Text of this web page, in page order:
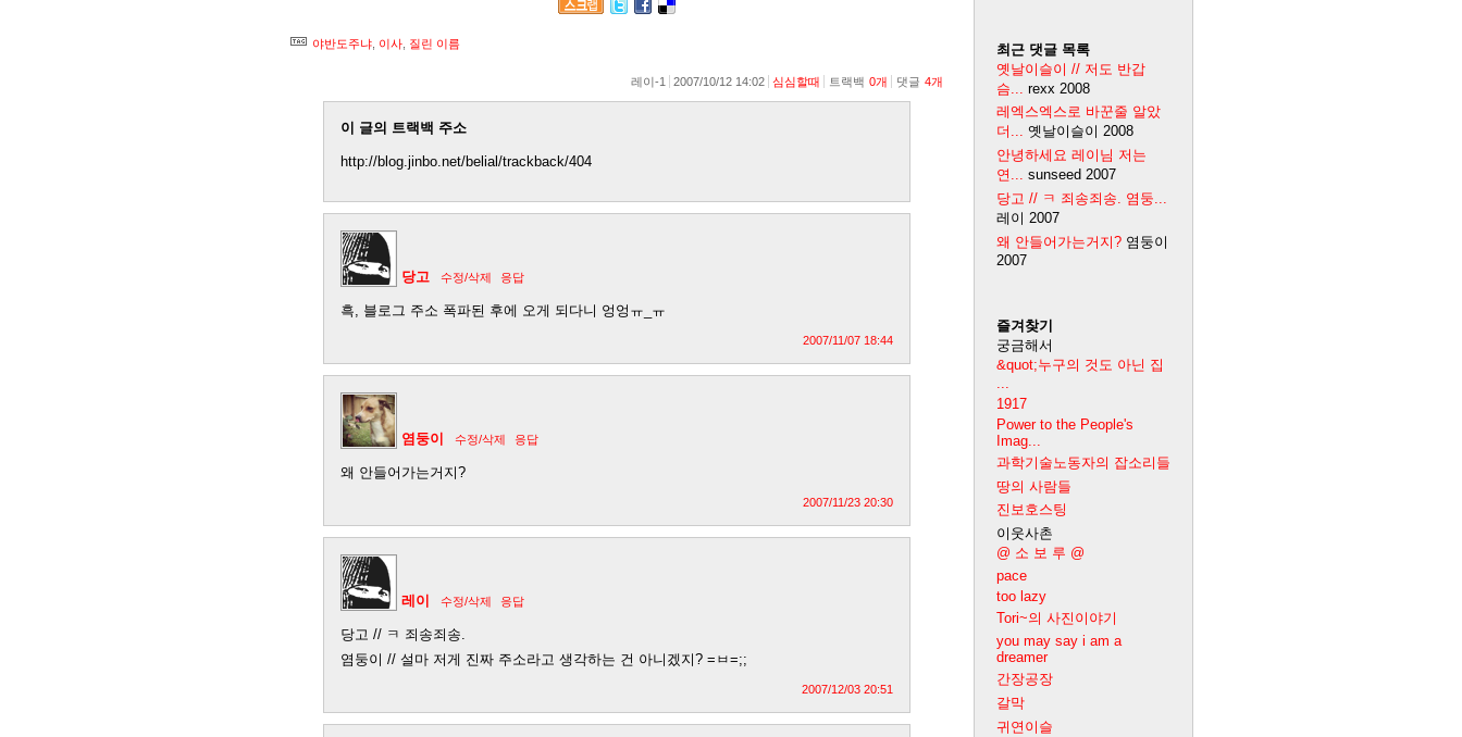
야반도주냐 이사 질린 이름
레이-1 2007/10/12 14:02 심심할때 트랙백 0개 댓글 4개
이 글의 트랙백 주소
http://blog.jinbo.net/belial/trackback/404
당고 수정/삭제 응답
흑, 블로그 주소 폭파된 후에 오게 되다니 엉엉ㅠ_ㅠ
2007/11/07 18:44
염둥이 수정/삭제 응답
왜 안들어가는거지?
2007/11/23 20:30
레이 수정/삭제 응답
당고 // ㅋ 죄송죄송.
염둥이 // 설마 저게 진짜 주소라고 생각하는 건 아니겠지? =ㅂ=;;
2007/12/03 20:51
최근 댓글 목록
옛날이슬이 // 저도 반갑
슴...
rexx 2008
레엑스엑스로 바꾼줄 알았
더... 옛날이슬이 2008
안녕하세요 레이님 저는
연... sunseed 2007
당고 // ㅋ 죄송죄송. 염둥...
레이 2007
왜 안들어가는거지? 염둥이
2007
즐겨찾기
궁금해서
&quot;누구의 것도 아닌 집
1917
Power to the People's
Imag...
과학기술노동자의 잡소리들
땅의 사람들
진보호스팅
이웃사촌
@ 소 보 루 @
pace
too lazy
Tori~의 사진이야기
you may say i am a
dreamer
간장공장
갈막
귀연이슬